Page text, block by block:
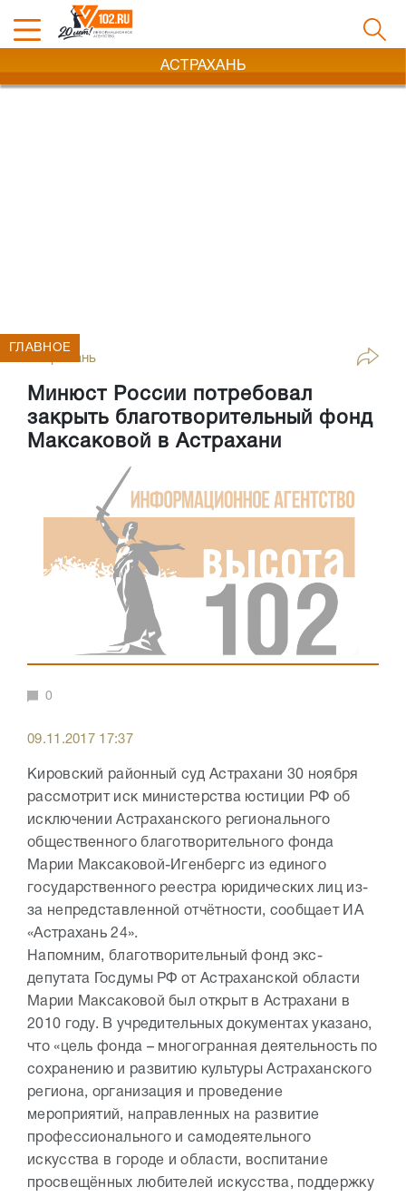
АСТРАХАНЬ
Астрахань
Минюст России потребовал
закрыть благотворительный фонд
Максаковой в Астрахани
ГЛАВНОЕ
0
09.11.2017 17:37
Кировский районный суд Астрахани 30 ноября
рассмотрит иск министерства юстиции РФ об
исключении Астраханского регионального
общественного благотворительного фонда
Марии Максаковой-Игенбергс из единого
государственного реестра юридических лиц из-
за непредставленной отчётности, сообщает ИА
«Астрахань 24».
Напомним, благотворительный фонд экс-
депутата Госдумы РФ от Астраханской области
Марии Максаковой был открыт в Астрахани в
2010 году. В учредительных документах указано,
что «цель фонда – многогранная деятельность по
сохранению и развитию культуры Астраханского
региона, организация и проведение
мероприятий, направленных на развитие
профессионального и самодеятельного
искусства в городе и области, воспитание
просвещённых любителей искусства, поддержку